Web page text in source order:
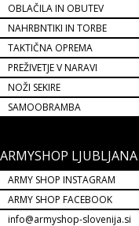
OBLAČILA IN OBUTEV
NAHRBNTIKI IN TORBE
TAKTIČNA OPREMA
PREŽIVETJE V NARAVI
NOŽI SEKIRE
SAMOOBRAMBA
ARMYSHOP LJUBLJANA
ARMY SHOP INSTAGRAM
ARMY SHOP FACEBOOK
info@armyshop-slovenija.si